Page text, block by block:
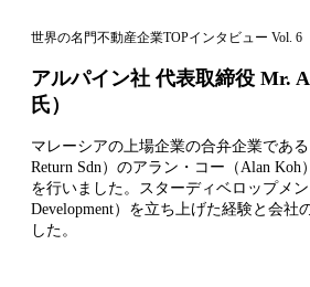
世界の名門不動産企業TOPインタビュー Vol. 6
アルパイン社 代表取締役 Mr.
氏）
マレーシアの上場企業の合弁企業であ
Return Sdn）のアラン・コー（Alan Koh
を行いました。スターディベロップメ
Development）を立ち上げた経験と会社
した。